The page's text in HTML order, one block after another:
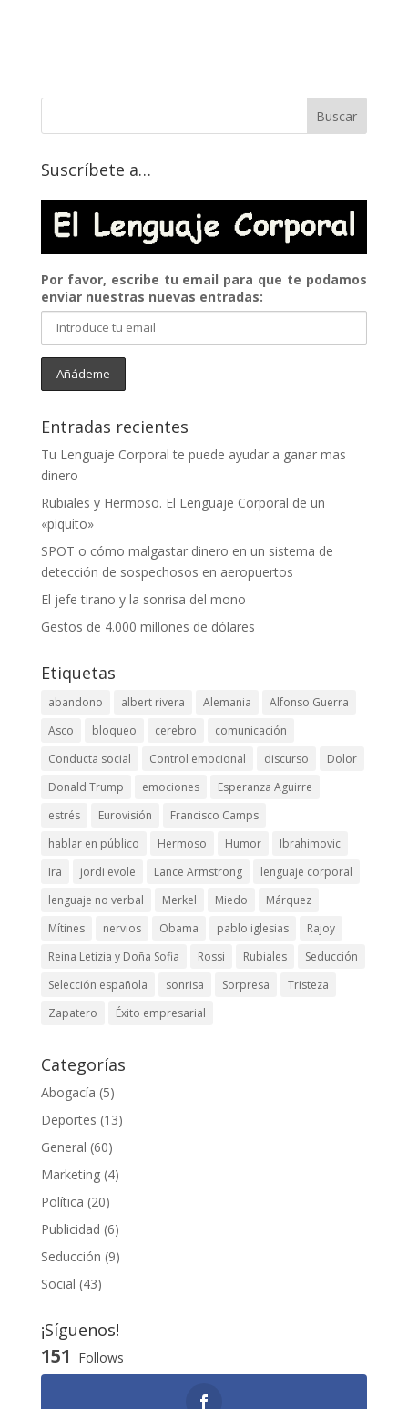
Suscríbete a…
Por favor, escribe tu email para que te podamos
enviar nuestras nuevas entradas:
Entradas recientes
Tu Lenguaje Corporal te puede ayudar a ganar mas
dinero
Rubiales y Hermoso. El Lenguaje Corporal de un
«piquito»
SPOT o cómo malgastar dinero en un sistema de
detección de sospechosos en aeropuertos
El jefe tirano y la sonrisa del mono
Gestos de 4.000 millones de dólares
Etiquetas
abandono albert rivera Alemania
Alfonso Guerra
Asco
bloqueo cerebro
comunicación
Conducta social
Control emocional discurso
Dolor
Donald Trump
emociones
Esperanza Aguirre
estrés
Eurovisión
Francisco Camps
hablar en público
Hermoso Humor
Ibrahimovic
Ira
jordi evole Lance Armstrong
lenguaje corporal
lenguaje no verbal
Merkel Miedo
Márquez
Mítines
nervios Obama pablo iglesias
Rajoy
Reina Letizia y Doña Sofia
Rossi Rubiales
Seducción
Selección española
sonrisa Sorpresa
Tristeza
Zapatero
Éxito empresarial
Categorías
Abogacía (5)
Deportes (13)
General (60)
Marketing(4)
Política (20)
Publicidad (6)
Seducción (9)
Social (43)
¡Síguenos!
151 Follows